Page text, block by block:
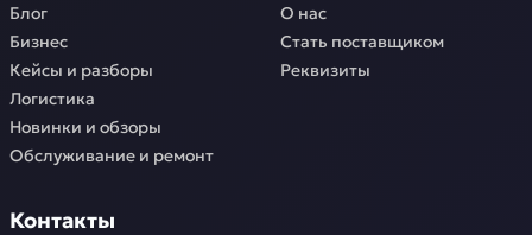
Блог
Бизнес
Кейсы и разборы
Логистика
Новинки и обзоры
Обслуживание и ремонт
О нас
Стать поставщиком
Реквизиты
Контакты